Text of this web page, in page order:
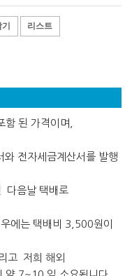
리스트
된 가격이며,
전자세금계산서를 발행
다음날 택배로
에는 택배비 3,500원이
고 저희 해외